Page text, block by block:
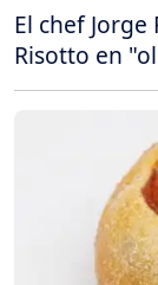
El chef
Risotto en